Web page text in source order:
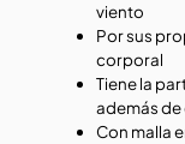
viento
Por sus
corporal
Tiene la
además de
Con malla